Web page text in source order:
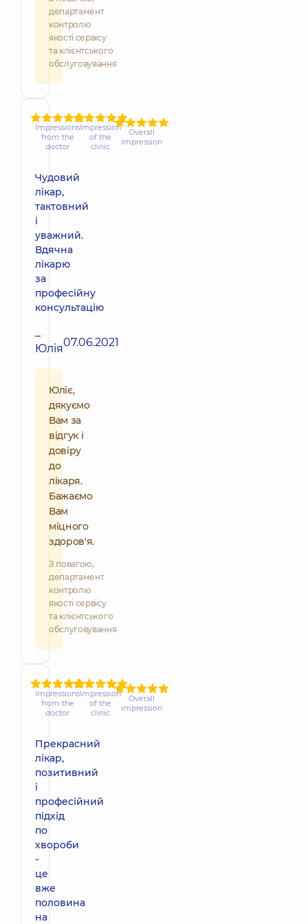
департамент
контролю
якості сервісу
та клієнтського
обслуговування
Impressions
from the
doctor
Impression
of the
clinic
Overall
impression
Чудовий
лікар,
тактовний
і
уважний.
Вдячна
лікарю
за
професійну
консультацію
–
Юлія07.06.2021
Юліє,
дякуємо
Вам за
відгук і
довіру
до
лікаря.
Бажаємо
Вам
міцного
здоров'я.
З повагою,
департамент
контролю
якості сервісу
та клієнтського
обслуговування
Impressions
from the
doctor
Impression
of the
clinic
Overall
impression
Прекрасний
лікар,
позитивний
і
професійний
підхід
по
хвороби
-
це
вже
половина
на